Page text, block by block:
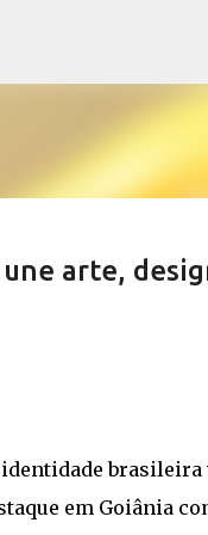
de tirar
sobre a
PR) O fim da escala
justificativas
parada numa gaveta.
tempo de descanso
une arte,
identidade brasileira
em Goiânia